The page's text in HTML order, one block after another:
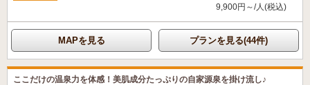
9,900円～/人(税込)
MAPを見る プランを見る(44件)
ここだけの温泉力を体感！美肌成分たっぷりの自家源泉を掛け流し♪